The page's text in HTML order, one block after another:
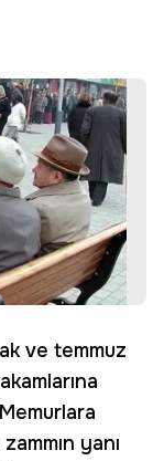
ve temmuz
yanı